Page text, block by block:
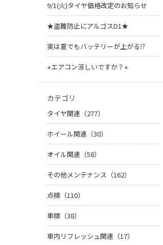
9/1(火)タイヤ価格改定のお知らせ
★盗難防止にアルゴスD1★
実は夏でもバッテリーが上がる⁉︎
⭐︎エアコン涼しいですか？⭐︎
カテゴリ
タイヤ関連（277）
ホイール関連（30）
オイル関連（58）
その他メンテナンス（162）
点検（110）
車検（38）
車内リフレッシュ関連（17）